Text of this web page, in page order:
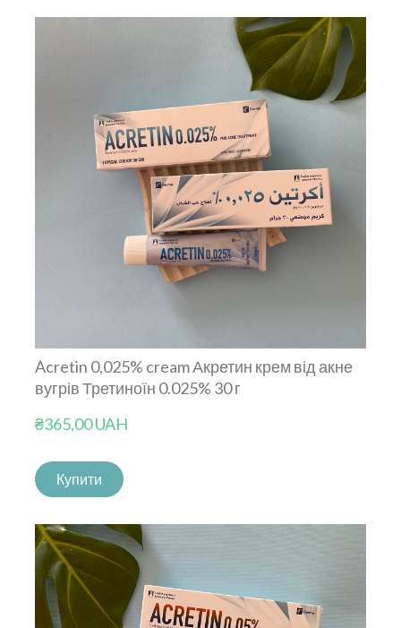
Acretin 0,025% cream Акретин крем від акне
вугрів Третиноїн 0.025% 30 г
₴365,00 UAH
Купити